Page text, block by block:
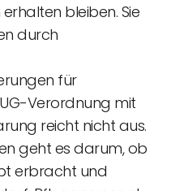
bleiben. Sie
durch
für
Verordnung mit
reicht nicht aus.
geht es darum, ob
erbracht und